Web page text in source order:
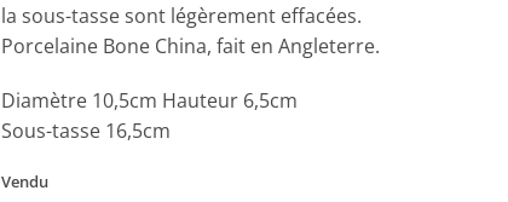
la sous-tasse sont légèrement effacées.
Porcelaine Bone China, fait en Angleterre.
Diamètre 10,5cm Hauteur 6,5cm
Sous-tasse 16,5cm
Vendu